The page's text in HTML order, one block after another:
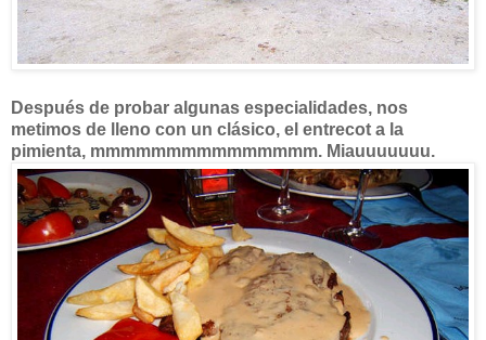
Después de probar algunas especialidades, nos
metimos de lleno con un clásico, el entrecot a la
pimienta, mmmmmmmmmmmmmmm. Miauuuuuuu.